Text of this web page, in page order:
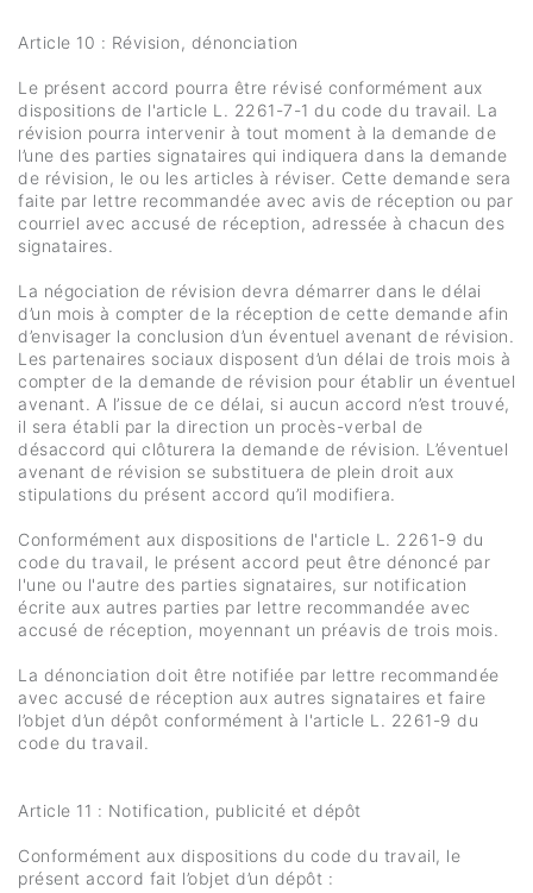
Article 10 : Révision, dénonciation
Le présent accord pourra être révisé conformément aux
dispositions de l'article L. 2261-7-1 du code du travail. La
révision pourra intervenir à tout moment à la demande de
l’une des parties signataires qui indiquera dans la demande
de révision, le ou les articles à réviser. Cette demande sera
faite par lettre recommandée avec avis de réception ou par
courriel avec accusé de réception, adressée à chacun des
signataires.
La négociation de révision devra démarrer dans le délai
d’un mois à compter de la réception de cette demande afin
d’envisager la conclusion d’un éventuel avenant de révision.
Les partenaires sociaux disposent d’un délai de trois mois à
compter de la demande de révision pour établir un éventuel
avenant. A l’issue de ce délai, si aucun accord n’est trouvé,
il sera établi par la direction un procès-verbal de
désaccord qui clôturera la demande de révision. L’éventuel
avenant de révision se substituera de plein droit aux
stipulations du présent accord qu’il modifiera.
Conformément aux dispositions de l'article L. 2261-9 du
code du travail, le présent accord peut être dénoncé par
l'une ou l'autre des parties signataires, sur notification
écrite aux autres parties par lettre recommandée avec
accusé de réception, moyennant un préavis de trois mois.
La dénonciation doit être notifiée par lettre recommandée
avec accusé de réception aux autres signataires et faire
l’objet d’un dépôt conformément à l'article L. 2261-9 du
code du travail.
Article 11 : Notification, publicité et dépôt
Conformément aux dispositions du code du travail, le
présent accord fait l’objet d’un dépôt :